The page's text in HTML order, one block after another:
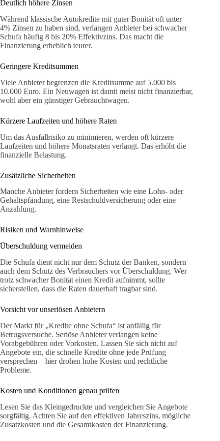
Deutlich höhere Zinsen
Während klassische Autokredite mit guter Bonität oft unter
4% Zinsen zu haben sind, verlangen Anbieter bei schwacher
Schufa häufig 8 bis 20% Effektivzins. Das macht die
Finanzierung erheblich teurer.
Geringere Kreditsummen
Viele Anbieter begrenzen die Kreditsumme auf 5.000 bis
10.000 Euro. Ein Neuwagen ist damit meist nicht finanzierbar,
wohl aber ein günstiger Gebrauchtwagen.
Kürzere Laufzeiten und höhere Raten
Um das Ausfallrisiko zu minimieren, werden oft kürzere
Laufzeiten und höhere Monatsraten verlangt. Das erhöht die
finanzielle Belastung.
Zusätzliche Sicherheiten
Manche Anbieter fordern Sicherheiten wie eine Lohn- oder
Gehaltspfändung, eine Restschuldversicherung oder eine
Anzahlung.
Risiken und Warnhinweise
Überschuldung vermeiden
Die Schufa dient nicht nur dem Schutz der Banken, sondern
auch dem Schutz des Verbrauchers vor Überschuldung. Wer
trotz schwacher Bonität einen Kredit aufnimmt, sollte
sicherstellen, dass die Raten dauerhaft tragbar sind.
Vorsicht vor unseriösen Anbietern
Der Markt für „Kredite ohne Schufa“ ist anfällig für
Betrugsversuche. Seriöse Anbieter verlangen keine
Vorabgebühren oder Vorkosten. Lassen Sie sich nicht auf
Angebote ein, die schnelle Kredite ohne jede Prüfung
versprechen – hier drohen hohe Kosten und rechtliche
Probleme.
Kosten und Konditionen genau prüfen
Lesen Sie das Kleingedruckte und vergleichen Sie Angebote
sorgfältig. Achten Sie auf den effektiven Jahreszins, mögliche
Zusatzkosten und die Gesamtkosten der Finanzierung.